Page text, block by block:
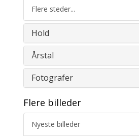
Flere steder...
Hold
Årstal
Fotografer
Flere billeder
Nyeste billeder